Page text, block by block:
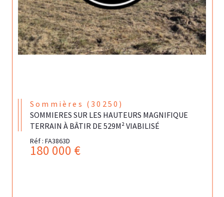
Sommières (30250)
SOMMIERES SUR LES HAUTEURS MAGNIFIQUE
TERRAIN À BÂTIR DE 529M² VIABILISÉ
Réf : FA3863D
180 000 €